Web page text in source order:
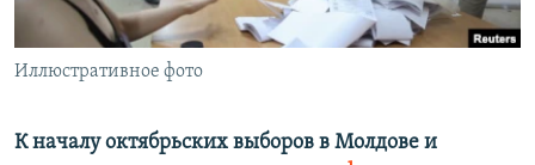
УКРАИНСКАЯ ПРОБЛЕМА КРЫМА
Все сайты RFE/RL
Иллюстративное фото
К началу октябрьских выборов в Молдове и